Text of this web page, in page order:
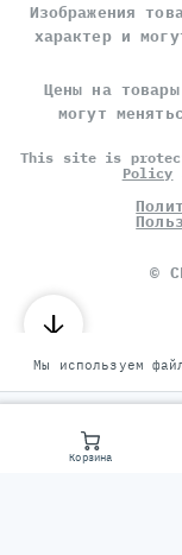
Корзина
Изображения
характер и
Цены на товары
могут
This site is
Policy
©
Мы используем